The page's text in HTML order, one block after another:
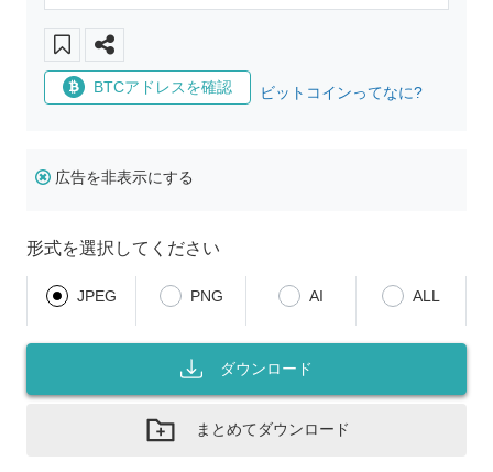
BTCアドレスを確認 ビットコインってなに?
広告を非表示にする
形式を選択してください
JPEG PNG AI ALL
ダウンロード
まとめてダウンロード